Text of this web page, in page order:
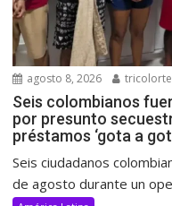
agosto 8, 2026
Seis colombianos
por presunto
préstamos ‘gota a
Seis ciudadanos
de agosto durante un